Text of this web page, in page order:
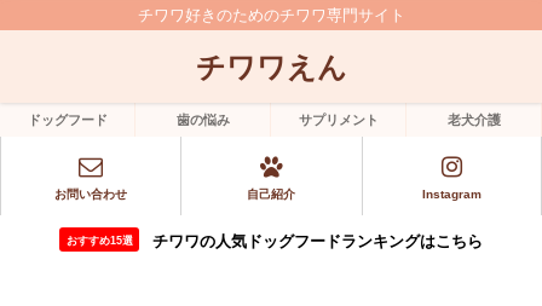
チワワ好きのためのチワワ専門サイト
チワワえん
ドッグフード 歯の悩み サプリメント 老犬介護
お問い合わせ 自己紹介 Instagram
おすすめ15選 チワワの人気ドッグフードランキングはこちら